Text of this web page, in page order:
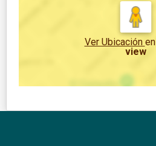
Ver Ubicación en
view